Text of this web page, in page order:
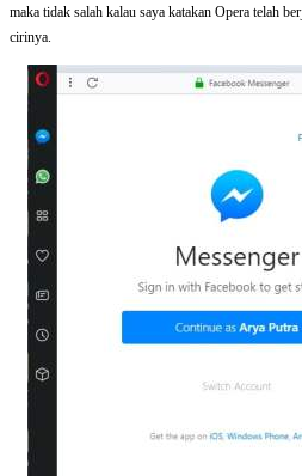
maka tidak salah kalau saya katakan Opera telah
cirinya.